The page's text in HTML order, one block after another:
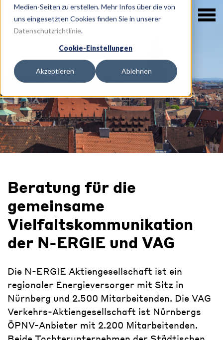
Medien-Seiten zu erstellen. Mehr Infos über die von
uns eingesetzten Cookies finden Sie in unserer
Datenschutzrichtlinie.
Cookie-Einstellungen
Akzeptieren Ablehnen
Beratung für die
gemeinsame
Vielfaltskommunikation
der N-ERGIE und VAG
Die N-ERGIE Aktiengesellschaft ist ein
regionaler Energieversorger mit Sitz in
Nürnberg und 2.500 Mitarbeitenden. Die VAG
Verkehrs-Aktiengesellschaft ist Nürnbergs
ÖPNV-Anbieter mit 2.200 Mitarbeitenden.